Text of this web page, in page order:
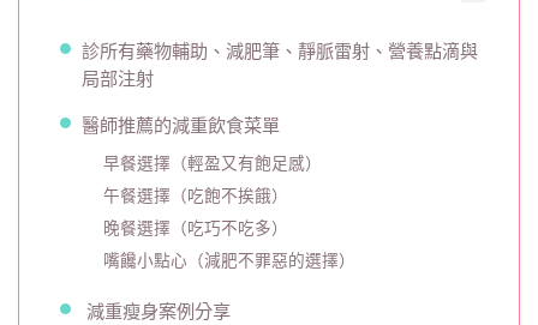
生
北
彥
靚
診
所
真
實
經
診所有藥物輔助、減肥筆、靜脈雷射、營養點滴與
局部注射
醫師推薦的減重飲食菜單
早餐選擇（輕盈又有飽足感）
午餐選擇（吃飽不挨餓）
晚餐選擇（吃巧不吃多）
嘴饞小點心（減肥不罪惡的選擇）
減重瘦身案例分享